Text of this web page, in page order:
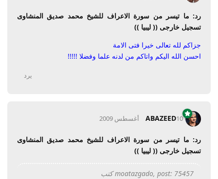
رد: ما تيسر من سورة الاعراف للشيخ محمد صديق المنشاوى
تسجيل خارجى (( ليبيا ))
جزاكم لله تعالى خيرا فتى الامة
احسن الله اليكم واتاكم من لدنه علما وفضلا !!!!!
يرد
ABAZEED10 أغسطس 2009
رد: ما تيسر من سورة الاعراف للشيخ محمد صديق المنشاوى
تسجيل خارجى (( ليبيا ))
moatazgado, post: 75457 كتب